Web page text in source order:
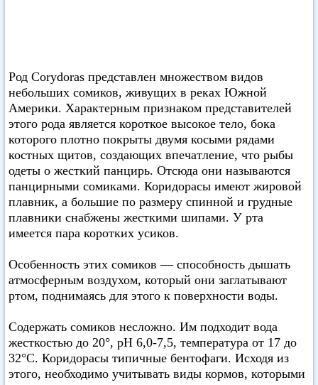
Род Corydoras представлен множеством видов
небольших сомиков, живущих в реках Южной
Америки. Характерным признаком представителей
этого рода является короткое высокое тело, бока
которого плотно покрыты двумя косыми рядами
костных щитов, создающих впечатление, что рыбы
одеты о жесткий панцирь. Отсюда они называются
панцирными сомиками. Коридорасы имеют жировой
плавник, а большие по размеру спинной и грудные
плавники снабжены жесткими шипами. У рта
имеется пара коротких усиков.
Особенность этих сомиков — способность дышать
атмосферным воздухом, который они заглатывают
ртом, поднимаясь для этого к поверхности воды.
Содержать сомиков несложно. Им подходит вода
жесткостью до 20°, pH 6,0-7,5, температура от 17 до
32°С. Коридорасы типичные бентофаги. Исходя из
этого, необходимо учитывать виды кормов, которыми